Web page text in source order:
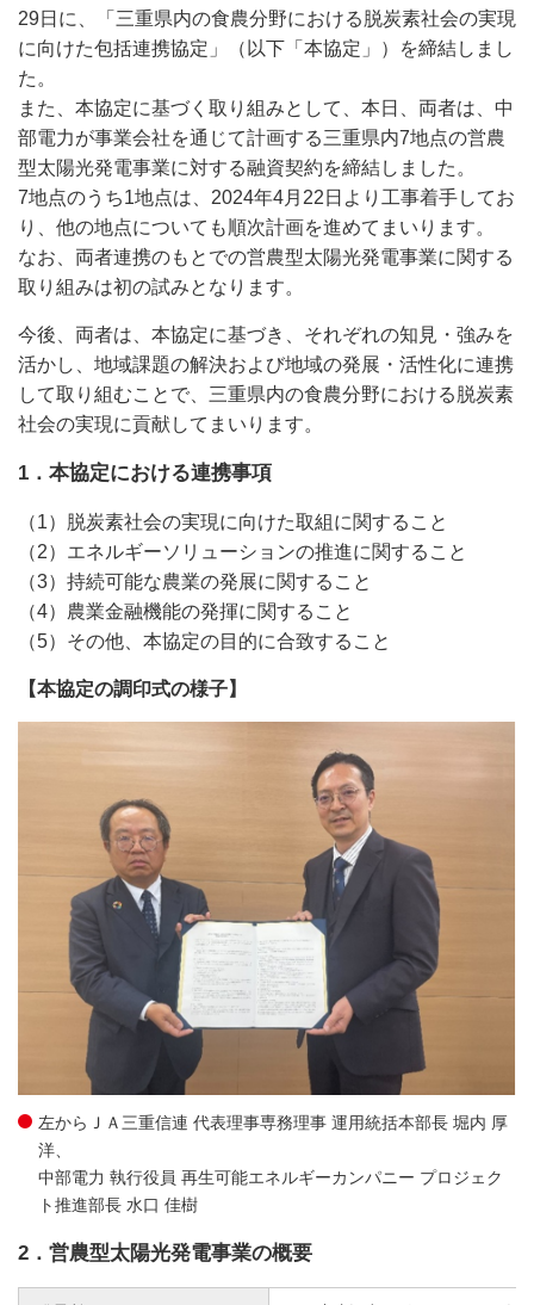
29日に、「三重県内の食農分野における脱炭素社会の実現
に向けた包括連携協定」（以下「本協定」）を締結しまし
た。
また、本協定に基づく取り組みとして、本日、両者は、中
部電力が事業会社を通じて計画する三重県内7地点の営農
型太陽光発電事業に対する融資契約を締結しました。
7地点のうち1地点は、2024年4月22日より工事着手してお
り、他の地点についても順次計画を進めてまいります。
なお、両者連携のもとでの営農型太陽光発電事業に関する
取り組みは初の試みとなります。
今後、両者は、本協定に基づき、それぞれの知見・強みを
活かし、地域課題の解決および地域の発展・活性化に連携
して取り組むことで、三重県内の食農分野における脱炭素
社会の実現に貢献してまいります。
1．本協定における連携事項
（1）脱炭素社会の実現に向けた取組に関すること
（2）エネルギーソリューションの推進に関すること
（3）持続可能な農業の発展に関すること
（4）農業金融機能の発揮に関すること
（5）その他、本協定の目的に合致すること
【本協定の調印式の様子】
左からＪＡ三重信連 代表理事専務理事 運用統括本部長 堀内 厚
洋、
中部電力 執行役員 再生可能エネルギーカンパニー プロジェク
ト推進部長 水口 佳樹
2．営農型太陽光発電事業の概要